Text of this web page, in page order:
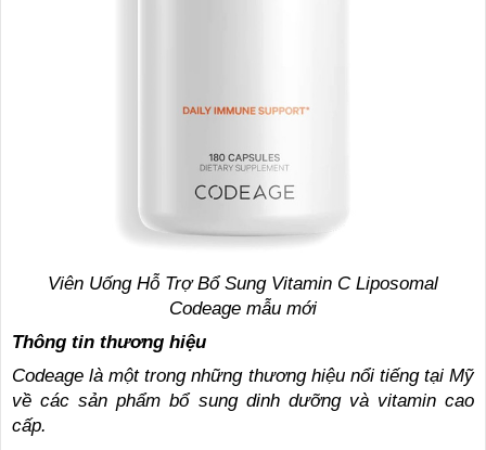
Viên Uống Hỗ Trợ Bổ Sung Vitamin C Liposomal
Codeage mẫu mới
Thông tin thương hiệu
Codeage là một trong những thương hiệu nổi tiếng tại Mỹ
về các sản phẩm bổ sung dinh dưỡng và vitamin cao
cấp.